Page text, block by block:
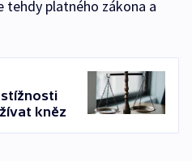
tehdy platného zákona a
kněz